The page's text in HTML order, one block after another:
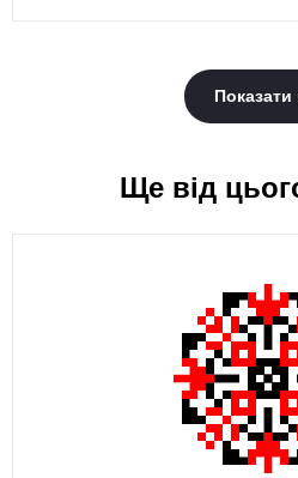
Показати
Ще від